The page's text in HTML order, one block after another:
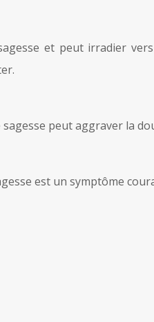
et peut irradier
peut aggraver la
est un symptôme